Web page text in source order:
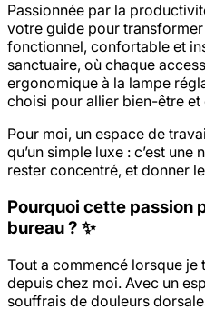
Passionnée par la
votre guide pour
fonctionnel, confortable et
sanctuaire, où chaque
ergonomique à la lampe
choisi pour allier bien-être
Pour moi, un espace de
qu’un simple luxe : c’est
rester concentré, et donner
Pourquoi cette passion
bureau ? ✨
Tout a commencé lorsque je
depuis chez moi. Avec un
souffrais de douleurs